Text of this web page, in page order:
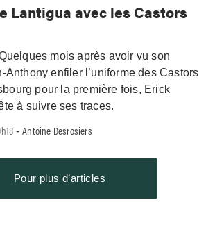
Lantigua avec les Castors
mois après avoir vu son
Anthony enfiler l’uniforme des Castors
pour la première fois, Erick
à suivre ses traces.
-Antoine Desrosiers
Pour plus d’articles